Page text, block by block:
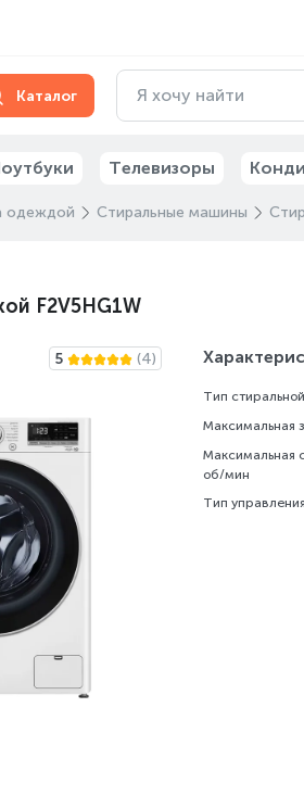
Каталог
Телевизоры
одеждой Стиральные машины
F2V5HG1W
5 (4)
Тип
Максимальная
Максимальная
об/мин
Тип управления